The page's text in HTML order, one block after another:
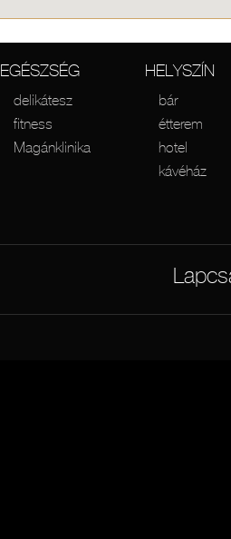
EGÉSZSÉG
delikátesz
fitness
Magánklinika
HELYSZÍN
bár
étterem
hotel
kávéház